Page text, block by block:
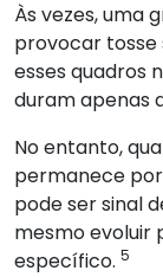
Às vezes, uma
provocar
esses quadros
duram apenas
No entanto,
permanece
pode ser sinal
mesmo evoluir
específico. 5